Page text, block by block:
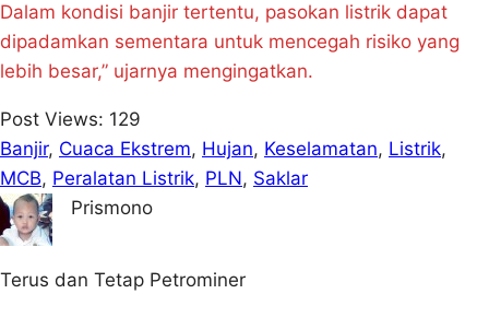
Dalam kondisi banjir tertentu, pasokan listrik dapat
dipadamkan sementara untuk mencegah risiko yang
lebih besar,” ujarnya mengingatkan.
Post Views: 129
Banjir, Cuaca Ekstrem, Hujan, Keselamatan, Listrik
MCB, Peralatan Listrik, PLN, Saklar
Prismono
Terus dan Tetap Petrominer